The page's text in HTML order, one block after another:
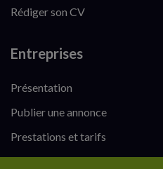
Rédiger son CV
Entreprises
Présentation
Publier une annonce
Prestations et tarifs